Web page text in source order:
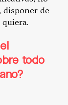
disponer de
todo